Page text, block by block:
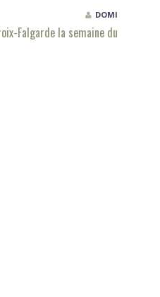
DOMI
Falgarde la semaine du